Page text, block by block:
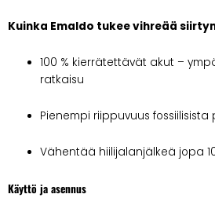
Kuinka Emaldo tukee vihreää
100 % kierrätettävät akut –
ratkaisu
Pienempi riippuvuus
Vähentää hiilijalanjälkeä jopa
Käyttö ja asennus